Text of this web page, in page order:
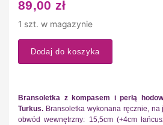
89,00 zł
1 szt. w magazynie
Dodaj do koszyka
Bransoletka z kompasem i perłą
Turkus. Bransoletka wykonana ręcznie,
obwód wewnętrzny: 15,5cm (+4cm